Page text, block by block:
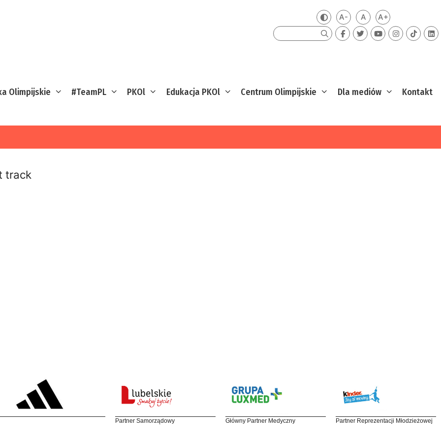
Zmień kontrast
A-Mniejsza czcionka
ADomyślna czcionka
A+Większa
Szukaj
Olimpijskie #TeamPL PKOl Edukacja PKOl Centrum Olimpijskie Dla mediów Kontakt
track
Partner Samorządowy Główny Partner Medyczny Partner Reprezentacji Młodzieżowej